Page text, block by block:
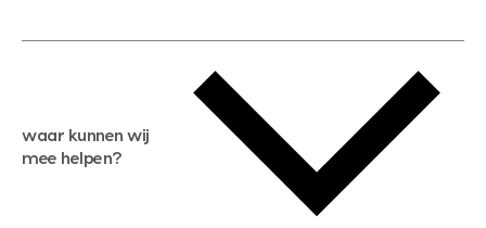
waar kunnen wij
mee helpen?